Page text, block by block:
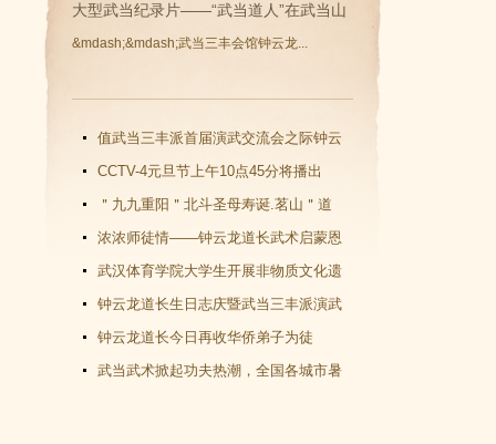
大型武当纪录片——“武当道人”在武当山
&mdash;&mdash;武当三丰会馆钟云龙...
值武当三丰派首届演武交流会之际钟云
龙道长再收新徒
CCTV-4元旦节上午10点45分将播出
《武当功夫传人 钟云龙》纪录片
＂九九重阳＂北斗圣母寿诞.茗山＂道
教文化＂汇演圆满谢幕
浓浓师徒情——钟云龙道长武术启蒙恩
师千里赴武当会面
武汉体育学院大学生开展非物质文化遗
产（武当武术）调查活动
钟云龙道长生日志庆暨武当三丰派演武
交流大会成功举办
钟云龙道长今日再收华侨弟子为徒
武当武术掀起功夫热潮，全国各城市暑